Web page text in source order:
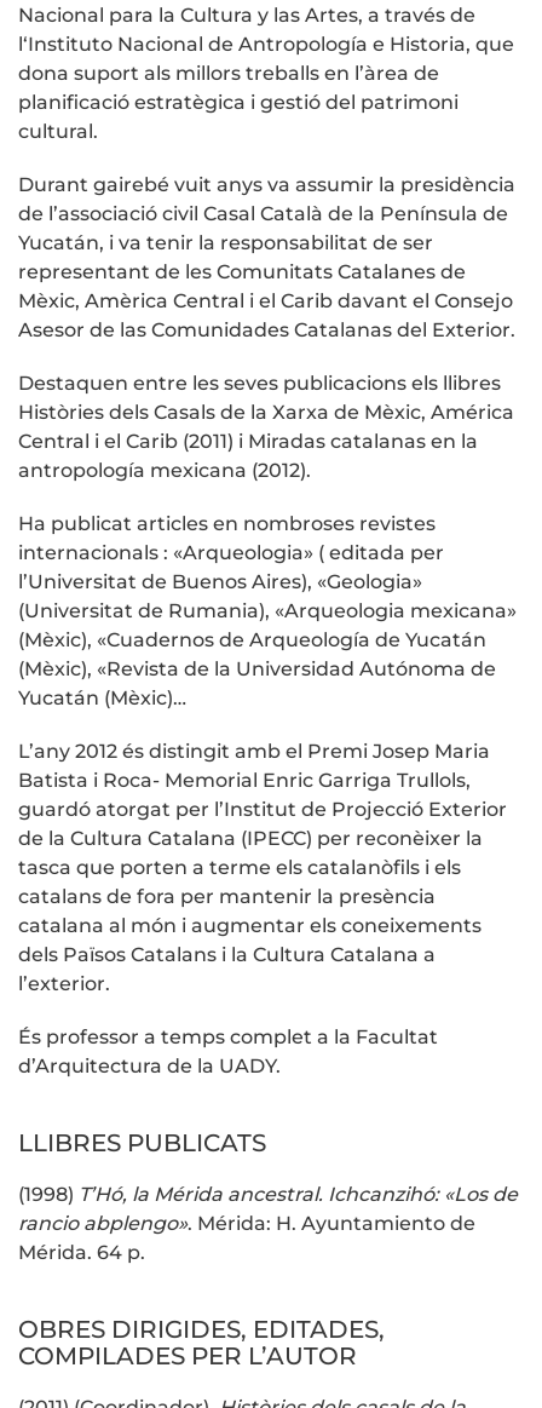
Nacional para la Cultura y las Artes, a través de
l‘Instituto Nacional de Antropología e Historia, que
dona suport als millors treballs en l’àrea de
planificació estratègica i gestió del patrimoni
cultural.
Durant gairebé vuit anys va assumir la presidència
de l’associació civil Casal Català de la Península de
Yucatán, i va tenir la responsabilitat de ser
representant de les Comunitats Catalanes de
Mèxic, Amèrica Central i el Carib davant el Consejo
Asesor de las Comunidades Catalanas del Exterior.
Destaquen entre les seves publicacions els llibres
Històries dels Casals de la Xarxa de Mèxic, América
Central i el Carib (2011) i Miradas catalanas en la
antropología mexicana (2012).
Ha publicat articles en nombroses revistes
internacionals : «Arqueologia» ( editada per
l’Universitat de Buenos Aires), «Geologia»
(Universitat de Rumania), «Arqueologia mexicana»
(Mèxic), «Cuadernos de Arqueología de Yucatán
(Mèxic), «Revista de la Universidad Autónoma de
Yucatán (Mèxic)…
L’any 2012 és distingit amb el Premi Josep Maria
Batista i Roca- Memorial Enric Garriga Trullols,
guardó atorgat per l’Institut de Projecció Exterior
de la Cultura Catalana (IPECC) per reconèixer la
tasca que porten a terme els catalanòfils i els
catalans de fora per mantenir la presència
catalana al món i augmentar els coneixements
dels Països Catalans i la Cultura Catalana a
l’exterior.
És professor a temps complet a la Facultat
d’Arquitectura de la UADY.
LLIBRES PUBLICATS
(1998) T’Hó, la Mérida ancestral. Ichcanzihó: «Los de
rancio abplengo». Mérida: H. Ayuntamiento de
Mérida. 64 p.
OBRES DIRIGIDES, EDITADES,
COMPILADES PER L’AUTOR